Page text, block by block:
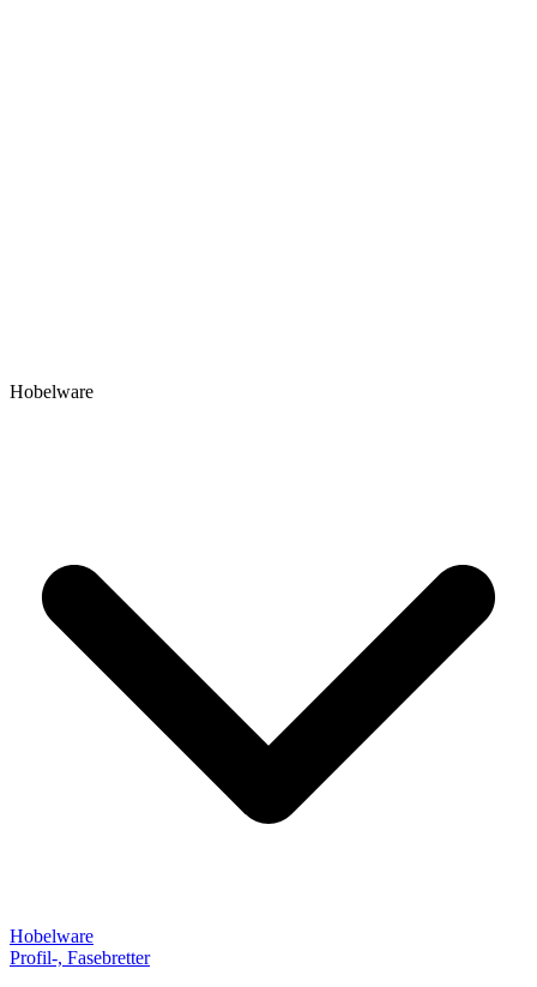
Hobelware
Hobelware
Profil-, Fasebretter